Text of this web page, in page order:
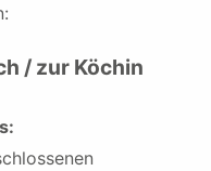
/ zur Köchin